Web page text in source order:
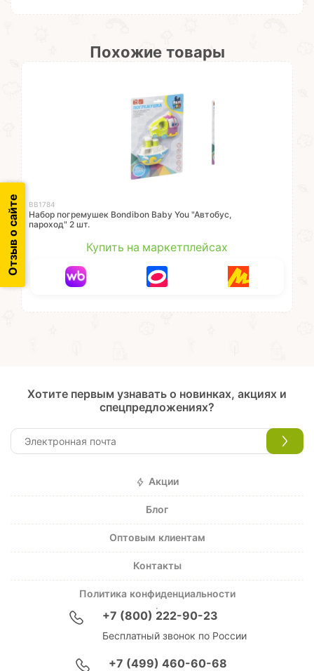
Похожие товары
ВВ1784
Набор погремушек Bondibon Baby You "Автобус,
пароход" 2 шт.
Купить на маркетплейсах
Отзыв о сайте
Хотите первым узнавать о новинках, акциях и
спецпредложениях?
Акции
Блог
Оптовым клиентам
Контакты
Политика конфиденциальности
+7 (800) 222-90-23
Бесплатный звонок по России
+7 (499) 460-60-68